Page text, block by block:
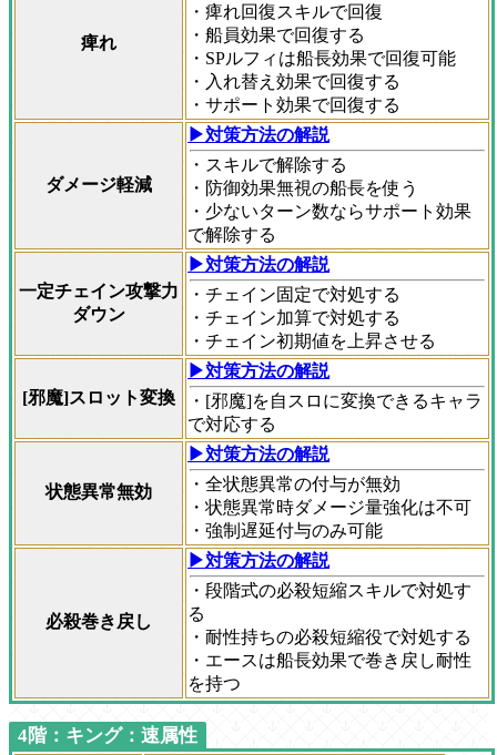
痺れ
・痺れ回復スキルで回復
・船員効果で回復する
・SPルフィは船長効果で回復可能
・入れ替え効果で回復する
・サポート効果で回復する
ダメージ軽減
▶対策方法の解説
・スキルで解除する
・防御効果無視の船長を使う
・少ないターン数ならサポート効果
で解除する
一定チェイン攻撃力
ダウン
▶対策方法の解説
・チェイン固定で対処する
・チェイン加算で対処する
・チェイン初期値を上昇させる
[邪魔]スロット変換
▶対策方法の解説
・[邪魔]を自スロに変換できるキャラ
で対応する
状態異常無効
▶対策方法の解説
・全状態異常の付与が無効
・状態異常時ダメージ量強化は不可
・強制遅延付与のみ可能
必殺巻き戻し
▶対策方法の解説
・段階式の必殺短縮スキルで対処す
る
・耐性持ちの必殺短縮役で対処する
・エースは船長効果で巻き戻し耐性
を持つ
4階：キング：速属性